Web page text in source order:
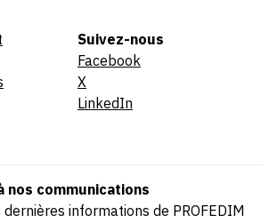
Suivez-nous
Facebook
X
LinkedIn
nos communications
informations de PROFEDIM